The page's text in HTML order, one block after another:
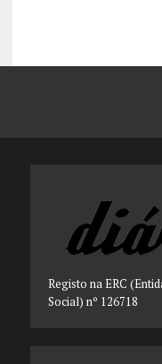
Registo na ERC
Social) nº 126718